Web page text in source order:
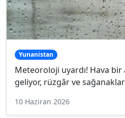
Yunanistan
Meteoroloji uyardı! Hava bir
geliyor, rüzgâr ve sağanaklar
10 Haziran 2026